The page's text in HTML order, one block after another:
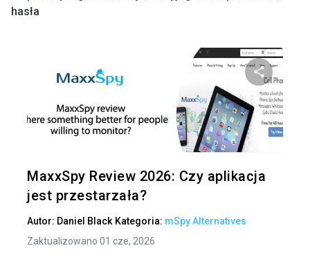
hasła
MaxxSpy Review 2026: Czy aplikacja
jest przestarzała?
Autor: Daniel Black Kategoria: mSpy Alternatives
Zaktualizowano 01 cze, 2026